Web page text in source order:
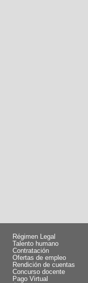
Régimen Legal
Talento humano
Contratación
Ofertas de empleo
Rendición de cuentas
Concurso docente
Pago Virtual